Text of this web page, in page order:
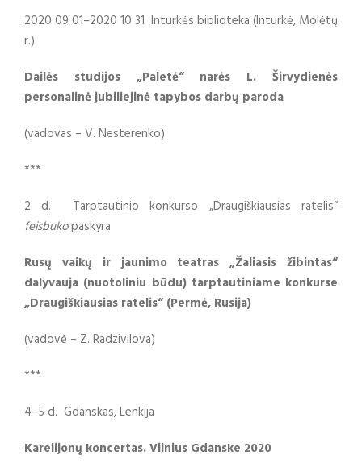
2020 09 01–2020 10 31 Inturkės biblioteka (Inturkė, Molėtų
r.)
Dailės studijos „Paletė“ narės L. Širvydienės
personalinė jubiliejinė tapybos darbų paroda
(vadovas – V. Nesterenko)
***
2 d. Tarptautinio konkurso „Draugiškiausias ratelis“
feisbukopaskyra
Rusų vaikų ir jaunimo teatras „Žaliasis žibintas“
dalyvauja (nuotoliniu būdu) tarptautiniame konkurse
„Draugiškiausias ratelis“ (Permė, Rusija)
(vadovė – Z. Radzivilova)
***
4–5 d. Gdanskas, Lenkija
Karelijonų koncertas. Vilnius Gdanske 2020